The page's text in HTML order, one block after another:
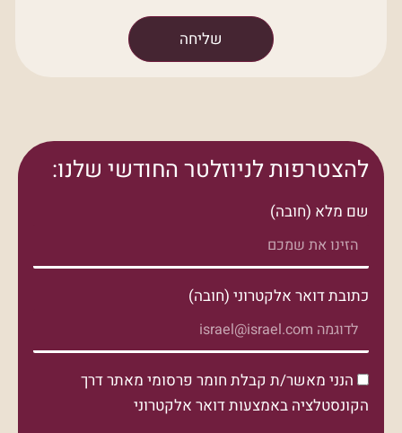
שליחה
להצטרפות לניוזלטר החודשי שלנו:
שם מלא (חובה)
כתובת דואר אלקטרוני (חובה)
הנני מאשר/ת קבלת חומר פרסומי מאתר דרך
הקונסטלציה באמצעות דואר אלקטרוני